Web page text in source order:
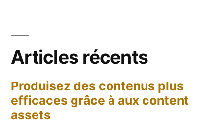
Les
Barcelona
Principles »
mesurer
des
actions
Articles récents
Produisez des contenus plus
efficaces grâce à aux content
assets